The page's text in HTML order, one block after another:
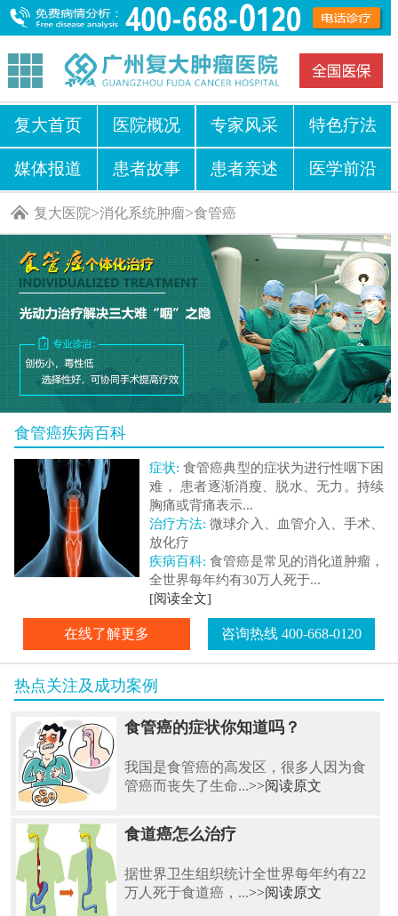
复大首页 医院概况 专家风采 特色疗法
媒体报道 患者故事 患者亲述 医学前沿
复大医院>消化系统肿瘤>食管癌
食管癌疾病百科
症状: 食管癌典型的症状为进行性咽下困
难， 患者逐渐消瘦、脱水、无力。持续
胸痛或背痛表示...
治疗方法: 微球介入、血管介入、手术、
放化疗
疾病百科: 食管癌是常见的消化道肿瘤，
全世界每年约有30万人死于...
[阅读全文]
在线了解更多 咨询热线 400-668-0120
热点关注及成功案例
食管癌的症状你知道吗？
我国是食管癌的高发区，很多人因为食
管癌而丧失了生命...>>阅读原文
食道癌怎么治疗
据世界卫生组织统计全世界每年约有22
万人死于食道癌，...>>阅读原文